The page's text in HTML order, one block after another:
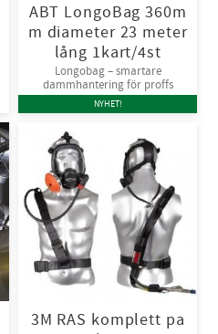
ABT LongoBag 360m
m diameter 23 meter
lång 1kart/4st
Longobag – smartare
dammhantering för proffs
NYHET!
3M RAS komplett pa